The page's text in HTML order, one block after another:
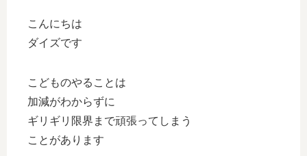
こんにちは
ダイズです
こどものやることは
加減がわからずに
ギリギリ限界まで頑張ってしまう
ことがあります